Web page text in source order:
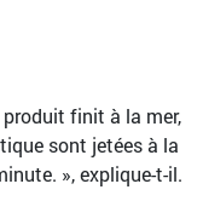
produit finit à la mer,
sont jetées à la
», explique-t-il.